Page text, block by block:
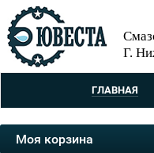
Г.
ГЛАВНАЯ
Моя корзина